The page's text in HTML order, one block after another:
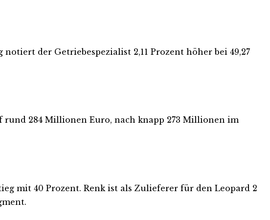
der Getriebespezialist 2,11 Prozent höher bei 49,27
284 Millionen Euro, nach knapp 273 Millionen im
mit 40 Prozent. Renk ist als Zulieferer für den Leopard 2